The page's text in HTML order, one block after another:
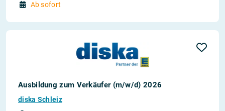
Ab sofort
Ausbildung zum Verkäufer (m/w/d) 2026
diska Schleiz